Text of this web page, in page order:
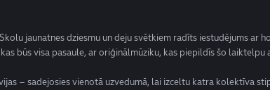
jaunatnes dziesmu un deju svētkiem radīts iestudējums ar
būs visa pasaule, ar oriģinālmūziku, kas piepildīs šo laiktelpu
– sadejosies vienotā uzvedumā, lai izceltu katra kolektīva